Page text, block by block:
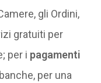
gli Ordini,
gratuiti per
per i pagamenti
per una